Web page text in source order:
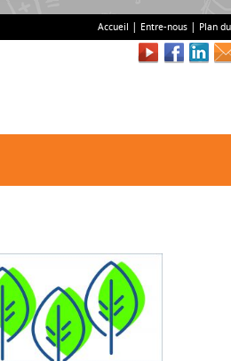
Accueil Entre-nous Plan